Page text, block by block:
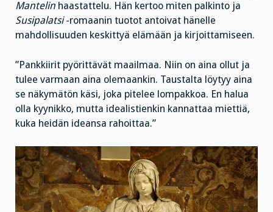
Mantelin haastattelu. Hän kertoo miten palkinto ja
Susipalatsi-romaanin tuotot antoivat hänelle
mahdollisuuden keskittyä elämään ja kirjoittamiseen.
”Pankkiirit pyörittävät maailmaa. Niin on aina ollut ja
tulee varmaan aina olemaankin. Taustalta löytyy aina
se näkymätön käsi, joka pitelee lompakkoa. En halua
olla kyynikko, mutta idealistienkin kannattaa miettiä,
kuka heidän ideansa rahoittaa.”